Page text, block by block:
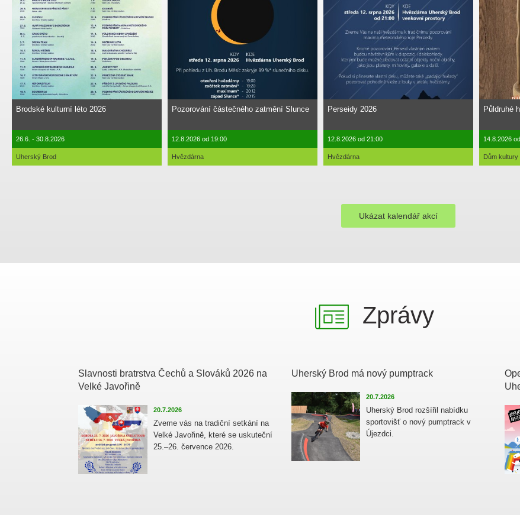
Brodské kulturní léto 2026
26.6. - 30.8.2026
Uherský Brod
Pozorování částečného zatmění Slunce
12.8.2026 od 19:00
Hvězdárna
Perseidy 2026
12.8.2026 od 21:00
Hvězdárna
Půldruhé
14.8.2026
Dům
Ukázat kalendář akcí
Zprávy
Slavnosti bratrstva Čechů a Slováků 2026 na
Velké Javořině
20.7.2026
Zveme vás na tradiční setkání na
Velké Javořině, které se uskuteční
25.–26. července 2026.
Uherský Brod má nový pumptrack
20.7.2026
Uherský Brod rozšířil nabídku
sportovišť o nový pumptrack v
Újezdci.